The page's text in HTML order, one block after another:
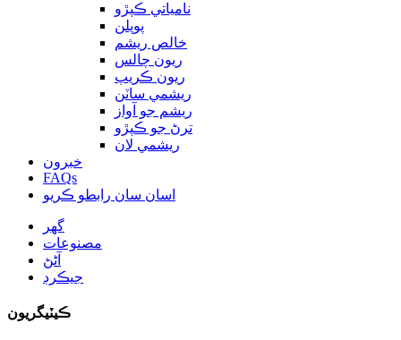
نامياتي ڪپڙو
پوپلن
خالص ريشم
ريون چالس
ريون ڪريپ
ريشمي ساٽن
ريشم جو آواز
ترڻ جو ڪپڙو
ريشمي لان
خبرون
FAQs
اسان سان رابطو ڪريو
گهر
مصنوعات
آڻڻ
جيڪرڊ
ڪيٽيگريون